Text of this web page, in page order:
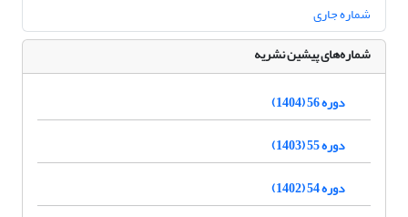
شماره جاری
شماره‌های پیشین نشریه
دوره 56 (1404)
دوره 55 (1403)
دوره 54 (1402)